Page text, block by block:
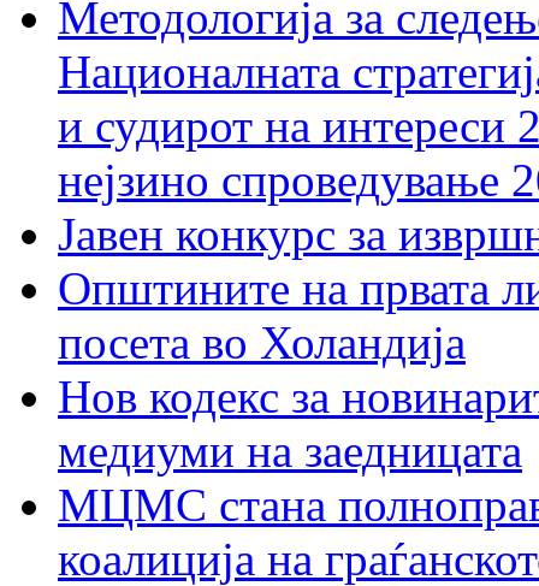
Методологија за
Националната
и судирот на интереси
нејзино спроведување
Јавен конкурс за
Општините на првата
посета во Холандија
Нов кодекс за
медиуми на заедницата
МЦМС стана
коалиција на